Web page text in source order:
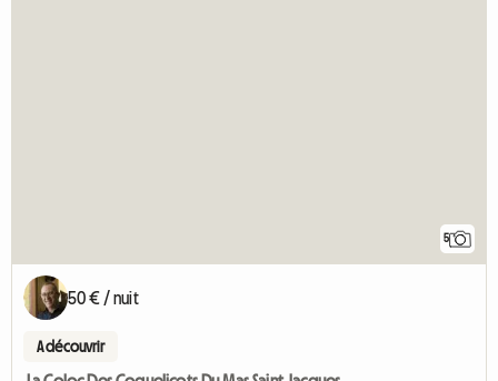
5
50 € / nuit
A découvrir